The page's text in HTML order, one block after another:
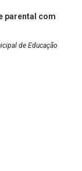
parental com
de Educação